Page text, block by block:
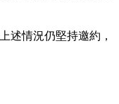
述情況仍堅持邀約，